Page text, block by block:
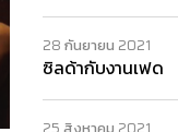
28 กันยายน 2021
ซิลด้ากับงานเฟด